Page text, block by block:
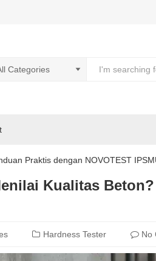
Praktis dengan NOVOTEST
Kualitas
Hardness Tester No